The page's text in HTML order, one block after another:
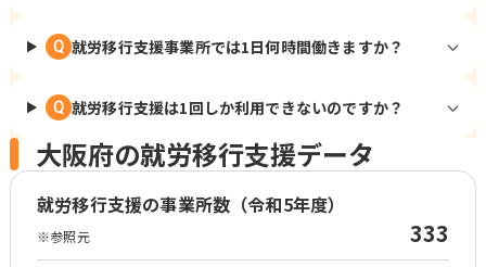
Q 就労移行支援事業所では1日何時間働きますか？
Q 就労移行支援は1回しか利用できないのですか？
大阪府の就労移行支援データ
就労移行支援の事業所数（令和5年度）
※参照元 333